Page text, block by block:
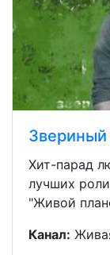
Звериный
Хит-парад
лучших
"Живой
Канал: